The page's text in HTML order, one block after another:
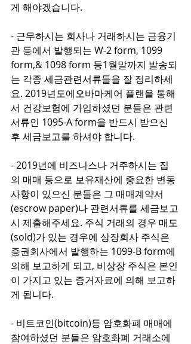
게 해야겠습니다.
- 근무하시는 회사나 거래하시는 금융기
관 등에서 발행되는 W-2 form, 1099
form,& 1098 form 등1월말까지 발송되
는 각종 세금관련서류들을 잘 정리하세
요. 2019년도에오바마케어 플랜을 통해
서 건강보험에 가입하셨던 분들은 관련
서류인 1095-A form을 반드시 받으신
후 세금보고를 하셔야 합니다.
- 2019년에 비즈니스나 거주하시는 집
의 매매 등으로 보유재산에 중요한 변동
사항이 있으신 분들은 그 매매계약서
(escrow paper)나 관련서류를 세금보고
시 제출해주세요. 주식 거래의 경우 매도
(sold)가 있는 경우에 상장회사 주식은
증권회사에서 발행하는 1099-B form에
의해 보고하게 되고, 비상장 주식은 본인
이 가지고 있는 증거자료에 의해 보고하
게 됩니다.
- 비트코인(bitcoin)등 암호화폐 매매에
참여하셨던 분들은 암호화폐 거래소에